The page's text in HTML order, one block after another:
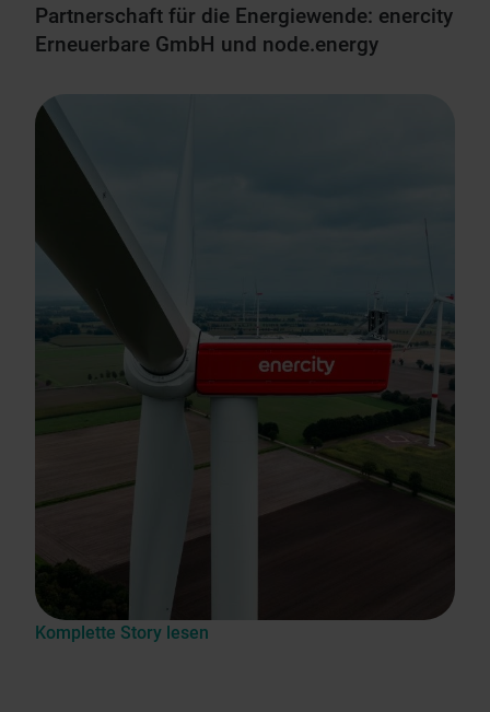
Partnerschaft für die Energiewende: enercity
Erneuerbare GmbH und node.energy
Komplette Story lesen